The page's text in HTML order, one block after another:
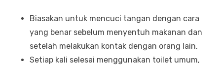
Biasakan untuk mencuci tangan dengan cara
yang benar sebelum menyentuh makanan dan
setelah melakukan kontak dengan orang lain.
Setiap kali selesai menggunakan toilet umum,